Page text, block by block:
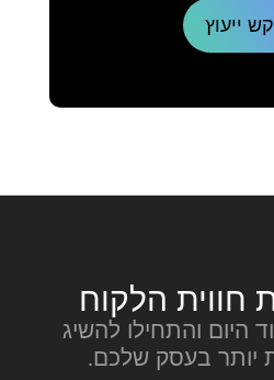
ייעוץ
חווית הלקוח
היום והתחילו להשיג
יותר בעסק שלכם.